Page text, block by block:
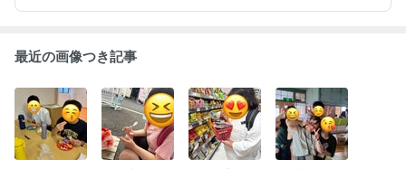
最近の画像つき記事